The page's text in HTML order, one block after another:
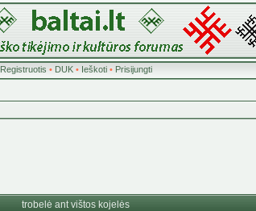
Registruotis • DUK• Ieškoti• Prisijungti
trobelė ant vištos kojelės